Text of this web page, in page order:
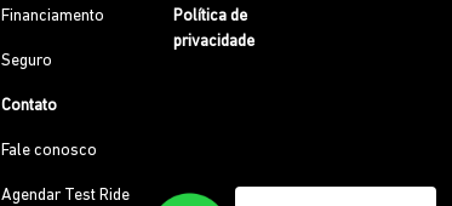
Financiamento
Seguro
Contato
Fale conosco
Agendar Test Ride
Política de
privacidade